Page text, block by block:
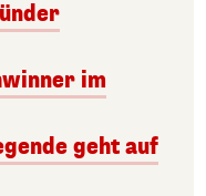
im
geht auf